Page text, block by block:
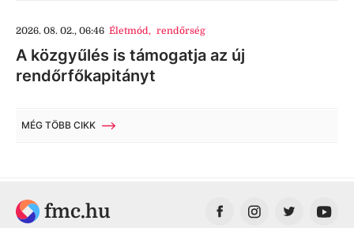
2026. 08. 02., 06:46 Életmód, rendőrség
A közgyűlés is támogatja az új
rendőrfőkapitányt
MÉG TÖBB CIKK
fmc.hu